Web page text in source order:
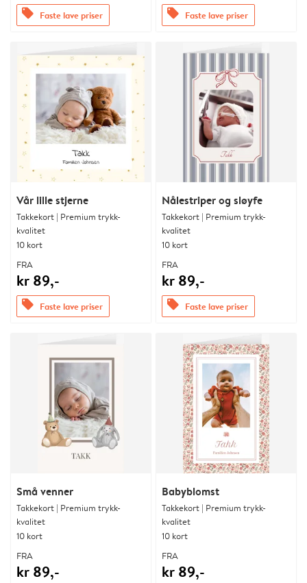
offers Faste lave priser offers Faste lave priser
Vår lille stjerne
Takkekort | Premium trykk-
kvalitet
10 kort
FRA
kr 89,-
offers Faste lave priser
Nålestriper og sløyfe
Takkekort | Premium trykk-
kvalitet
10 kort
FRA
kr 89,-
offers Faste lave priser
Små venner
Takkekort | Premium trykk-
kvalitet
10 kort
FRA
kr 89,-
Babyblomst
Takkekort | Premium trykk-
kvalitet
10 kort
FRA
kr 89,-